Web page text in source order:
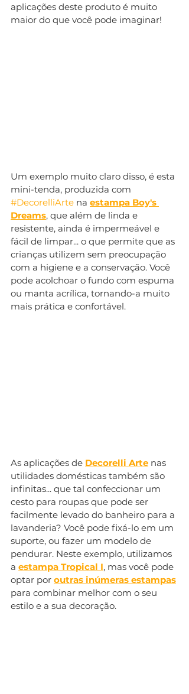
aplicações deste produto é muito
maior do que você pode imaginar!
Um exemplo muito claro disso, é esta
mini-tenda, produzida com
#DecorelliArte na estampa Boy's
Dreams, que além de linda e
resistente, ainda é impermeável e
fácil de limpar... o que permite que as
crianças utilizem sem preocupação
com a higiene e a conservação. Você
pode acolchoar o fundo com espuma
ou manta acrílica, tornando-a muito
mais prática e confortável.
As aplicações de Decorelli Arte nas
utilidades domésticas também são
infinitas... que tal confeccionar um
cesto para roupas que pode ser
facilmente levado do banheiro para a
lavanderia? Você pode fixá-lo em um
suporte, ou fazer um modelo de
pendurar. Neste exemplo, utilizamos
a estampa Tropical I, mas você pode
optar por outras inúmeras estampas
para combinar melhor com o seu
estilo e a sua decoração.